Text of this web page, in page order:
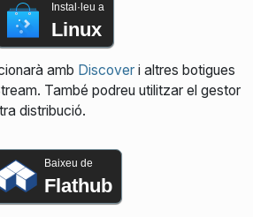
Instal·leu a
Linux
amb Discoveri altres botigues
També podreu utilitzar el gestor
distribució.
Baixeu de
Flathub